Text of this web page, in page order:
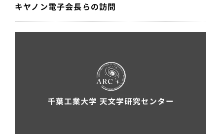
キヤノン電子会長らの訪問